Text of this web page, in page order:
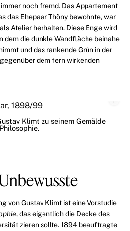
immer noch fremd. Das Appartement
das Ehepaar Thöny bewohnte, war
Atelier herhalten. Diese Enge wird
dem die dunkle Wandfläche beinahe
und das rankende Grün in der
dem fern wirkenden
Klimt zu seinem Gemälde
Philosophie.
vonGustav Klimt ist eine Vorstudie
, das eigentlich die Decke des
zieren sollte. 1894 beauftragte